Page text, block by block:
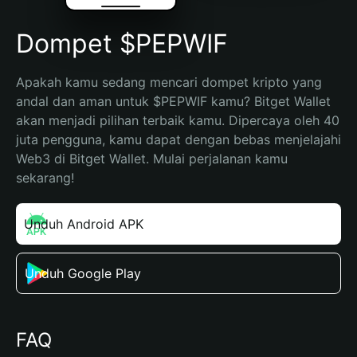
Dompet $PEPWIF
Apakah kamu sedang mencari dompet kripto yang
andal dan aman untuk $PEPWIF kamu? Bitget Wallet
akan menjadi pilihan terbaik kamu. Dipercaya oleh 40
juta pengguna, kamu dapat dengan bebas menjelajahi
Web3 di Bitget Wallet. Mulai perjalanan kamu
sekarang!
Unduh Android APK
Unduh Google Play
FAQ